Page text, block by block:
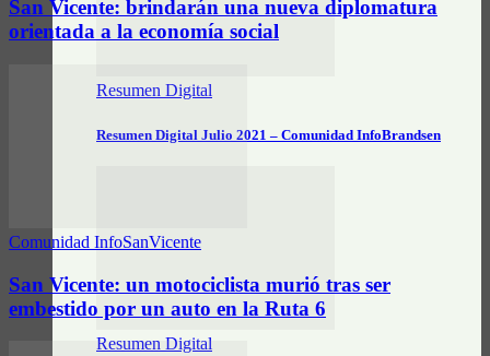
Resumen Digital
Resumen Digital Julio 2021 – Comunidad InfoBrandsen
Resumen Digital
San Vicente: brindarán una nueva diplomatura
orientada a la economía social
Comunidad InfoSanVicente
San Vicente: un motociclista murió tras ser
embestido por un auto en la Ruta 6